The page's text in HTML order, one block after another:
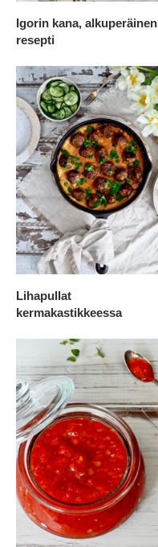
Igorin kana, alkuperäinen
resepti
Lihapullat
kermakastikkeessa